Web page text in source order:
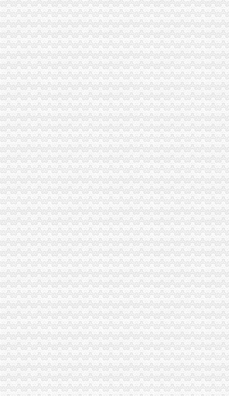
专业注册香港公司_香港公司注册_香港注册公司_香港公司做账报税
深圳宝安区代理记账报税公司宝安区财务
【图】注册上海浦东公司报税代理公司-上海浦东会计/审计-分类168信
公司报税,企业报税,小规模报税,零报税,-舟山58同城
深圳注册公司_代理记账报税_工商注册_商标注册_同兴财税-专注于企
深圳公司报税的税种-阿里巴巴专栏
邢台专业代理记账、报税公司注册满意服务-邢台58同城
新加坡公司报税税务_汉德海外留学移民咨询
深圳记账报税|一般纳税人申报|深圳企业注册|深圳企业纳税申报-深圳市
香港公司做账报税|零申报|核数|离岸豁免
【专业办理公司注册,代理记账报税,公司信息变更】-惠淡水易登网
【会计公司聘报税会计及学员】-临沂兰山易登网
【公司注册、记账报税、公司年审、代写商业计划书】-塘厦莆心湖易
厦门公司记帐报税|厦门代办公司注册设立|厦门财务咨询|厦门公司注册_
记账报税公司注销【今日推荐网-衡水工商/税务/财务】
青岛崂山税务咨询代理报税公司_【会计服务】
【长沙工商注册,记账报税,公司变更,年检等服务】-天心南湖路易
离岸公司做账报税-【零申报,离岸豁免】
专业公司注册、代理记账报税、公司变更、注销、年报【今日推荐网-
【延安信息科技公司_工商注册、资质办理、代理记账报税公司】-公司
香港公司做帐审计报税
企业找外账公司代理记账报税,必须要了解这6件事_办事指南_企业财
香港公司注册|海外公司注册|公司年审报税|公司商标注册
【代理记账报税公司注册注销年检变更税务咨询】-江宁百家湖易登网
【福州公司注册、记账报税、公司注销】-台江中亭街易登网
服务项目>记账报税-西安公司注册,西安注册公司
【公司注册_记账报税_公司变更_香港公司注册】-深圳市八一财富商务
【代理记账报税、公司注册、矿山证件办理】-代理记帐-包头赶集网
美国公司报税流程-美国记帐报税-香港骏诚商务有限公司
专业注册香港公司_香港公司注册_香港注册公司_香港公司做账报税
【代理建账、记账、网上报税代办公司注册、变更注销】-青秀新竹易
【香港公司4月报税期您准备好了吗？杭州卓信公司】-萧山南易登网
公司代理记账税务报税企业出口退税【今日推荐网-临沂工商/税务/财务】
【白沙洲专业记账报税公司注册变更注销年报汇算清缴】-武昌白沙洲
专业公司注册、代理记账报税、公司变更、注销、年报-临沂便民网
专业代理记账报税公司-大庆58同城
鑫辰财务企业官网|深圳公司注册|代理记账报税平台|高新企业技术申请|